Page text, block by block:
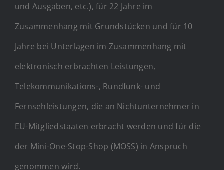
und Ausgaben, etc.), für 22 Jahre im
Zusammenhang mit Grundstücken und für 10
Jahre bei Unterlagen im Zusammenhang mit
elektronisch erbrachten Leistungen,
Telekommunikations-, Rundfunk- und
Fernsehleistungen, die an Nichtunternehmer in
EU-Mitgliedstaaten erbracht werden und für die
der Mini-One-Stop-Shop (MOSS) in Anspruch
genommen wird.